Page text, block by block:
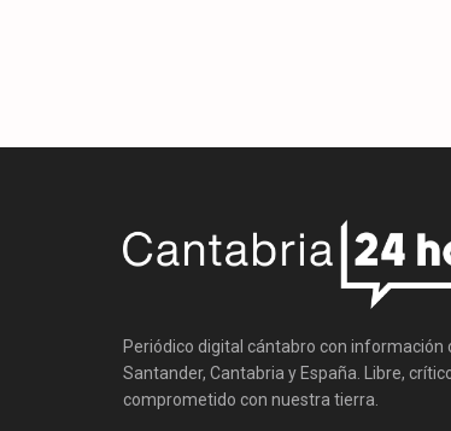
Periódico digital cántabro con información
Santander, Cantabria y España. Libre,
comprometido con nuestra tierra.